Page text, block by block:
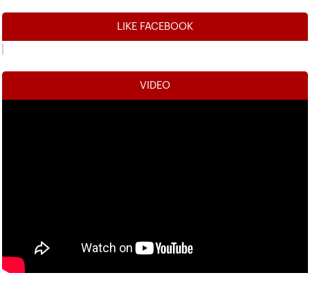
LIKE FACEBOOK
VIDEO